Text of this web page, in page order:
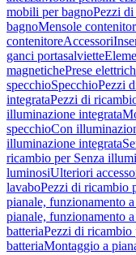
mobili per bagnoPezzi
bagnoMensole
contenitoreAccessori
ganci portasalviette
magnetichePrese
specchioSpecchioPezzi
integrataPezzi di
illuminazione integrata
specchioCon
illuminazione integrata
ricambio per Senza
luminosiUlteriori
lavaboPezzi di ricambio
pianale, funzionamento
pianale, funzionamento
batteriaPezzi di ricambio
batteriaMontaggio a